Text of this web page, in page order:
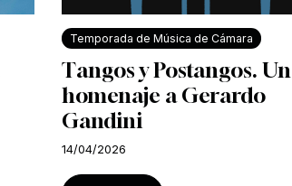
Temporada de Música de Cámara
Tangos y Postangos. Un
homenaje a Gerardo
Gandini
14/04/2026